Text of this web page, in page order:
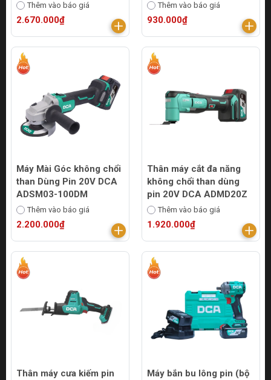
Thêm vào báo giá
2.670.000₫
Thêm vào báo giá
930.000₫
Máy Mài Góc không chổi
than Dùng Pin 20V DCA
ADSM03-100DM
Thêm vào báo giá
2.200.000₫
Thân máy cắt đa năng
không chổi than dùng
pin 20V DCA ADMD20Z
Thêm vào báo giá
1.920.000₫
Thân máy cưa kiếm pin
Máy bắn bu lông pin (bộ